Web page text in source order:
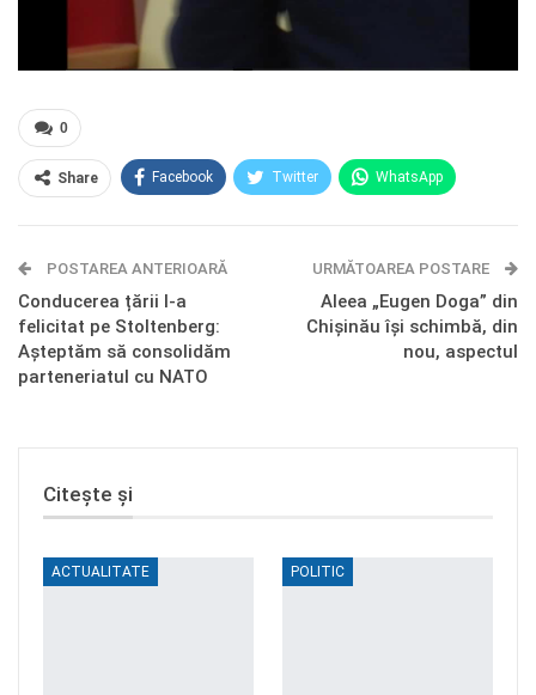
0
Share Facebook Twitter WhatsApp
Telegram OK.ru
POSTAREA ANTERIOARĂ
Conducerea țării l-a
felicitat pe Stoltenberg:
Așteptăm să consolidăm
parteneriatul cu NATO
URMĂTOAREA POSTARE
Aleea „Eugen Doga” din
Chişinău îşi schimbă, din
nou, aspectul
Citește și
ACTUALITATE POLITIC